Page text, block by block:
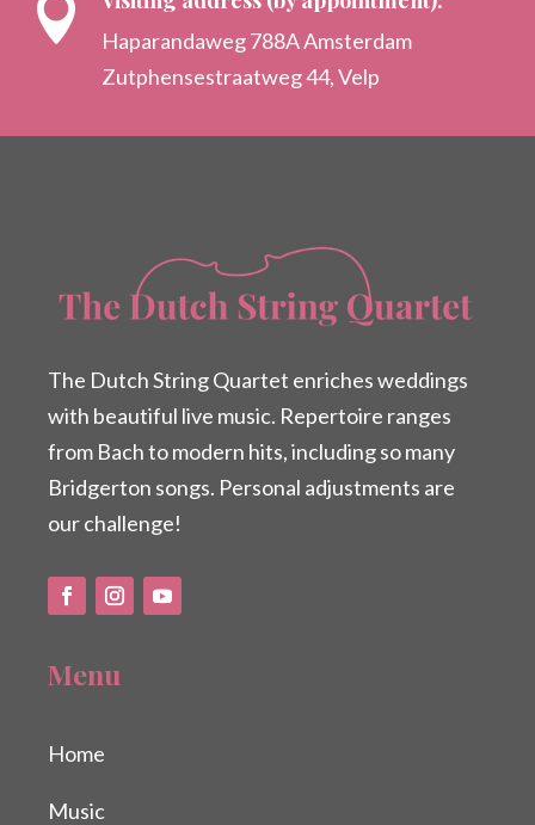

Haparandaweg 788A Amsterdam
Zutphensestraatweg 44, Velp
The Dutch String Quartet enriches weddings
with beautiful live music. Repertoire ranges
from Bach to modern hits, including so many
Bridgerton songs. Personal adjustments are
our challenge!
Menu
Home
Music